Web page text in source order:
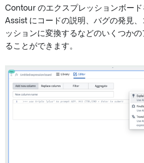
Contour のエクスプレッションボー
Assist にコードの説明、バグの発見
ッションに変換するなどのいくつか
ることができます。